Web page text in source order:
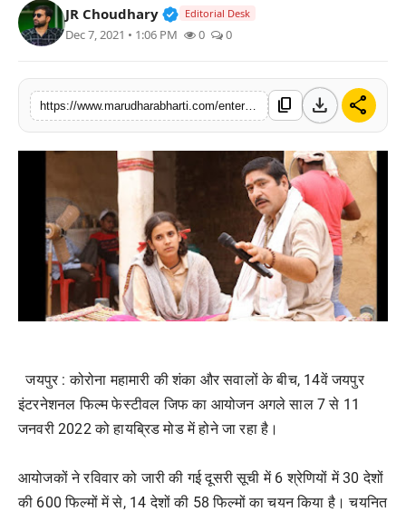
वीडियो JR Choudhary Verified Public Figure • 30 Mar,
Editorial Desk
Dec 7, 2021 • 1:06 PM 0 0
https://www.marudharabharti.com/entertainment/jury-members-selected-58-films-from-14 content_copy download share
जयपुर : कोरोना महामारी की शंका और सवालों के बीच, 14वें जयपुर
इंटरनेशनल फिल्म फेस्टीवल जिफ का आयोजन अगले साल 7 से 11
जनवरी 2022 को हायब्रिड मोड में होने जा रहा है।
आयोजकों ने रविवार को जारी की गई दूसरी सूची में 6 श्रेणियों में 30 देशों
की 600 फिल्मों में से, 14 देशों की 58 फिल्मों का चयन किया है। चयनित